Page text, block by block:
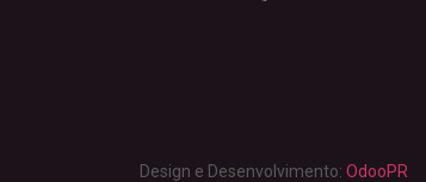
Design e Desenvolvimento: OdooPR